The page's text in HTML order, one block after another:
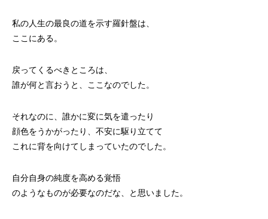
私の人生の最良の道を示す羅針盤は、
ここにある。
戻ってくるべきところは、
誰が何と言おうと、ここなのでした。
それなのに、誰かに変に気を遣ったり
顔色をうかがったり、不安に駆り立てて
これに背を向けてしまっていたのでした。
自分自身の純度を高める覚悟
のようなものが必要なのだな、と思いました。